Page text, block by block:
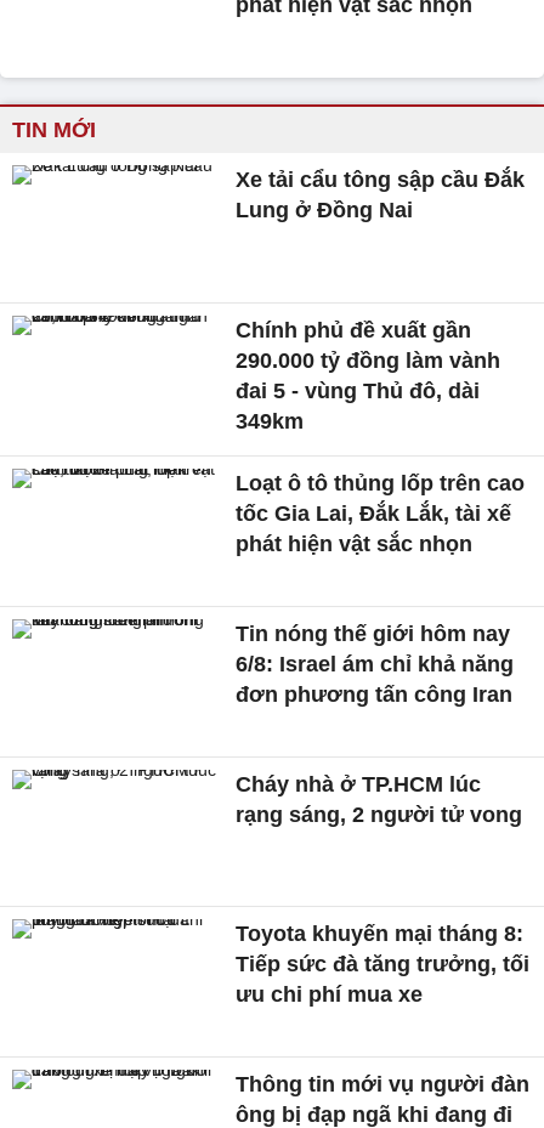
TIN MỚI
Xe tải cẩu tông sập cầu Đắk
Lung ở Đồng Nai
Chính phủ đề xuất gần
290.000 tỷ đồng làm vành
đai 5 - vùng Thủ đô, dài
349km
Loạt ô tô thủng lốp trên cao
tốc Gia Lai, Đắk Lắk, tài xế
phát hiện vật sắc nhọn
Tin nóng thế giới hôm nay
6/8: Israel ám chỉ khả năng
đơn phương tấn công Iran
Cháy nhà ở TP.HCM lúc
rạng sáng, 2 người tử vong
Toyota khuyến mại tháng 8:
Tiếp sức đà tăng trưởng, tối
ưu chi phí mua xe
Thông tin mới vụ người đàn
ông bị đạp ngã khi đang đi